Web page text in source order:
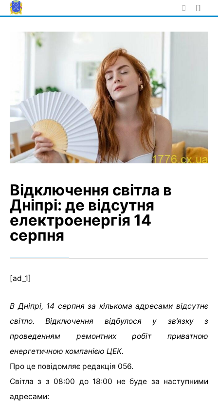
Skip
to
Відключення світла в
Дніпрі: де відсутня
електроенергія 14
серпня
[ad_1]
В Дніпрі, 14 серпня за кількома адресами відсутнє
світло. Відключення відбулося у зв’язку з
проведенням ремонтних робіт приватною
енергетичною компанією ЦЕК.
Про це повідомляє редакція 056.
Світла з з 08:00 до 18:00 не буде за наступними
адресами: